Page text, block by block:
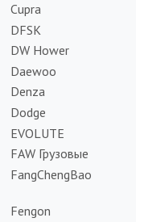
Cupra
DFSK
DW Hower
Daewoo
Denza
Dodge
EVOLUTE
FAW Грузовые
FangChengBao
Fengon